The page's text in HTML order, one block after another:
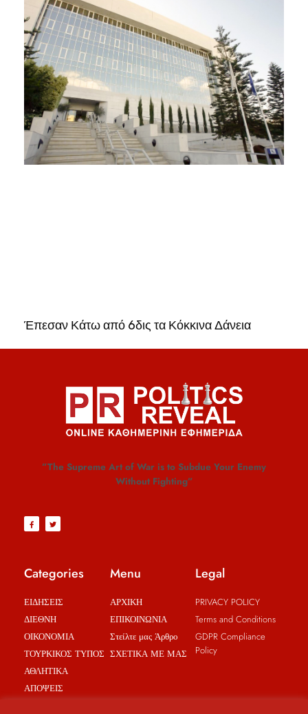
Έπεσαν Κάτω από 6δις τα Κόκκινα Δάνεια
”The Supreme Art of War is to Subdue Your Enemy
Without Fighting”
Categories
ΕΙΔΗΣΕΙΣ
ΔΙΕΘΝΗ
ΟΙΚΟΝΟΜΙΑ
ΤΟΥΡΚΙΚΟΣ ΤΥΠΟΣ
ΑΘΛΗΤΙΚΑ
ΑΠΟΨΕΙΣ
Menu
ΑΡΧΙΚΗ
ΕΠΙΚΟΙΝΩΝΙΑ
Στείλτε μας Άρθρο
ΣΧΕΤΙΚΑ ΜΕ ΜΑΣ
Legal
PRIVACY POLICY
Terms and Conditions
GDPR Compliance
Policy